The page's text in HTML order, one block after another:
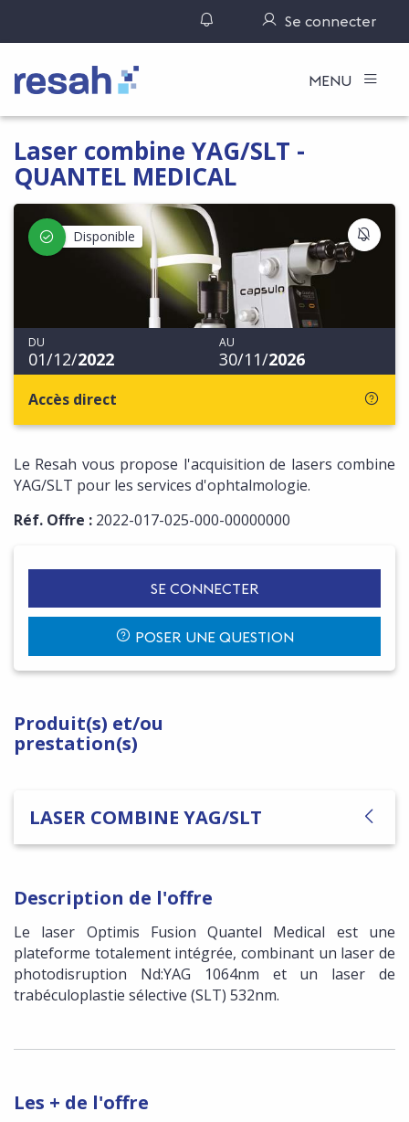
Gérer ses notifications
Se connecter
Logo Resah MENU
Laser combine YAG/SLT -
QUANTEL MEDICAL
Disponible
DU
01/12/2022
AU
30/11/2026
Accès direct
Le Resah vous propose l'acquisition de lasers combine
YAG/SLT pour les services d'ophtalmologie.
Réf. Offre : 2022-017-025-000-00000000
SE CONNECTER
POSER UNE QUESTION
Produit(s) et/ou
prestation(s)
LASER COMBINE YAG/SLT
Description de l'offre
Le laser Optimis Fusion Quantel Medical est une
plateforme totalement intégrée, combinant un laser de
photodisruption Nd:YAG 1064nm et un laser de
trabéculoplastie sélective (SLT) 532nm.
Les + de l'offre